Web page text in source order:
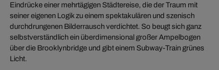
Eindrücke einer mehrtägigen Städtereise, die der Traum mit
seiner eigenen Logik zu einem spektakulären und szenisch
durchdrungenen Bilderrausch verdichtet. So beugt sich ganz
selbstverständlich ein überdimensional großer Ampelbogen
über die Brooklynbridge und gibt einem Subway-Train grünes
Licht.